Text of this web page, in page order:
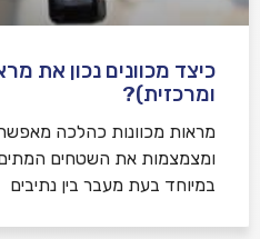
כיצד מכוונים נכון את
ומרכזית)?
מראות מכוונות כהלכה
ומצמצמות את השטחים המתים
במיוחד בעת מעבר בין נתיבים